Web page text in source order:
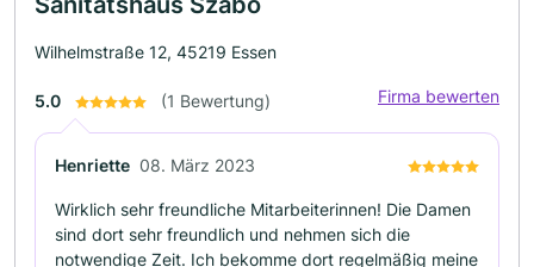
Wilhelmstraße 12, 45219 Essen
5.0 (1 Bewertung) Firma bewerten
Henriette 08. März 2023
Wirklich sehr freundliche Mitarbeiterinnen! Die Damen
sind dort sehr freundlich und nehmen sich die
notwendige Zeit. Ich bekomme dort regelmäßig meine